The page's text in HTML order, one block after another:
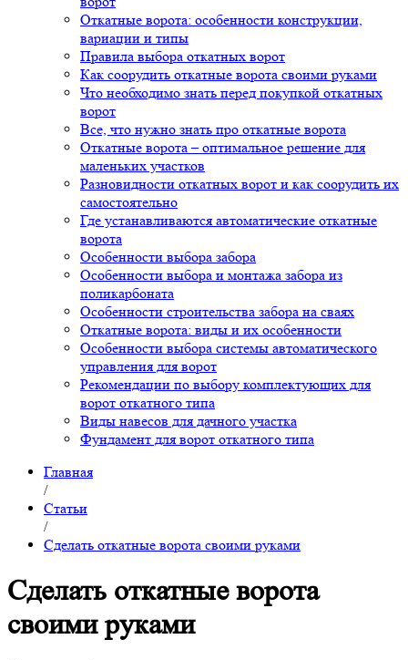
Откатные ворота: особенности конструкции,
вариации и типы
Правила выбора откатных ворот
Как соорудить откатные ворота своими руками
Что необходимо знать перед покупкой откатных
ворот
Все, что нужно знать про откатные ворота
Откатные ворота – оптимальное решение для
маленьких участков
Разновидности откатных ворот и как соорудить их
самостоятельно
Где устанавливаются автоматические откатные
ворота
Особенности выбора забора
Особенности выбора и монтажа забора из
поликарбоната
Особенности строительства забора на сваях
Откатные ворота: виды и их особенности
Особенности выбора системы автоматического
управления для ворот
Рекомендации по выбору комплектующих для
ворот откатного типа
Виды навесов для дачного участка
Фундамент для ворот откатного типа
Главная
/
Статьи
/
Сделать откатные ворота своими руками
Сделать откатные ворота
своими руками